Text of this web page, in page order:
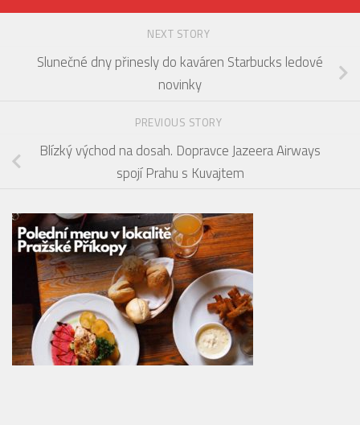
NEXT STORY
Slunečné dny přinesly do kaváren Starbucks ledové
novinky
PREVIOUS STORY
Blízký východ na dosah. Dopravce Jazeera Airways
spojí Prahu s Kuvajtem